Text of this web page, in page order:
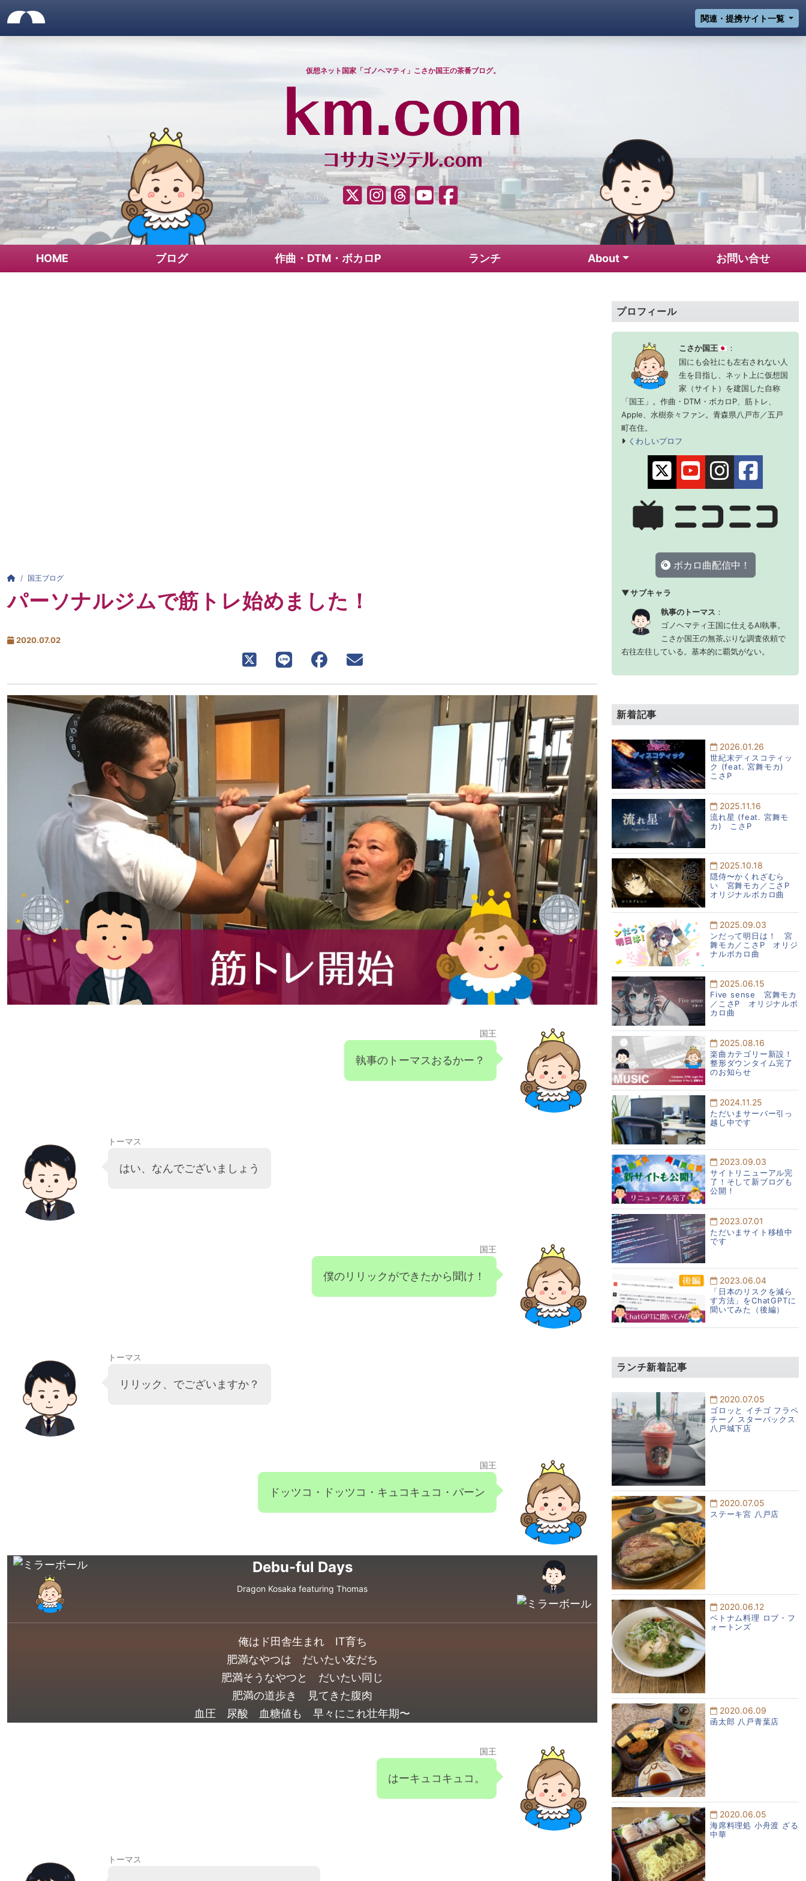
仮想ネット国家「ゴノヘマティ」こさか国王の茶番ブログ from 八戸市／五戸町
サイトメニュー 関連・提携サイト一覧
仮想ネット国家「ゴノヘマティ」こさか国王の茶番ブログ。
????（Twitter）
Instagram
ThreadsYouTubeFacebook
サイトナビゲーション
HOME ブログ 作曲・DTM・ボカロP ランチ About お問い合せ
パンくずリスト
HOME 国王ブログ
パーソナルジムで筋トレ始めました！
2020.07.02
国王
執事のトーマスおるかー？
トーマス
はい、なんでございましょう
国王
僕のリリックができたから聞け！
トーマス
リリック、でございますか？
国王
ドッツコ・ドッツコ・キュコキュコ・パーン
Debu-ful Days
Dragon Kosaka featuring Thomas
俺はド田舎生まれ IT育ち
肥満なやつは だいたい友だち
肥満そうなやつと だいたい同じ
肥満の道歩き 見てきた腹肉
血圧 尿酸 血糖値も 早々にこれ壮年期〜
国王
はーキュコキュコ。
トーマス
プロフィール
こさか国王🇯🇵 ：
国にも会社にも左右されない人
生を目指し、ネット上に仮想国
家（サイト）を建国した自称
「国王」。作曲・DTM・ボカロP、筋トレ、
Apple、水樹奈々ファン。青森県八戸市／五戸
町在住。
くわしいプロフ
X YouTube
ボカロ曲配信中！
▼サブキャラ
執事のトーマス ：
ゴノヘマティ王国に仕えるAI執事。
こさか国王の無茶ぶりな調査依頼で
右往左往している。基本的に覇気がない。
新着記事
2026.01.26
世紀末ディスコティッ
ク (feat. 宮舞モカ)
こさP
2025.11.16
流れ星 (feat. 宮舞モ
カ) こさP
2025.10.18
隠侍〜かくれざむら
い 宮舞モカ／こさP
オリジナルボカロ曲
2025.09.03
ンだって明日は！ 宮
舞モカ／こさP オリジ
ナルボカロ曲
2025.06.15
Five sense 宮舞モカ
／こさP オリジナルボ
カロ曲
2025.08.16
楽曲カテゴリー新設！
整形ダウンタイム完了
のお知らせ
2024.11.25
ただいまサーバー引っ
越し中です
2023.09.03
サイトリニューアル完
了！そして新ブログも
公開！
2023.07.01
ただいまサイト移植中
です
2023.06.04
「日本のリスクを減ら
す方法」をChatGPTに
聞いてみた（後編）
ランチ新着記事
2020.07.05
ゴロッと イチゴ フラペ
チーノ スターバックス
八戸城下店
2020.07.05
ステーキ宮 八戸店
2020.06.12
ベトナム料理 ロブ・フ
ォートンズ
2020.06.09
函太郎 八戸青葉店
2020.06.05
海席料理処 小舟渡 ざる
中華